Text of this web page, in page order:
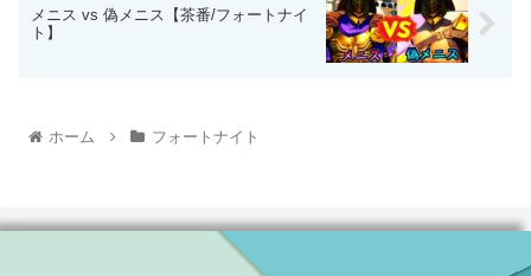
メニス vs 偽メニス【茶番/フォートナイ
ト】
ホーム フォートナイト